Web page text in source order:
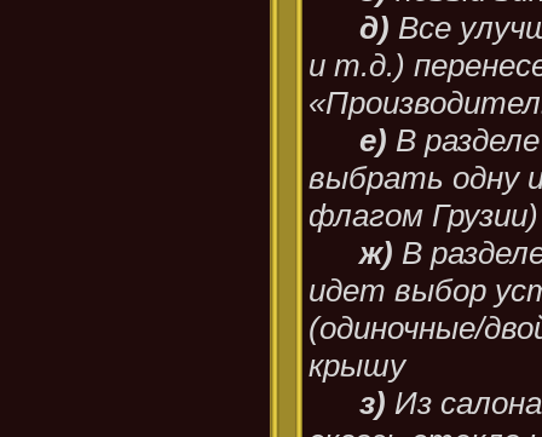
д) Все
и т.д.)
е) В
выбрать одну
флагом Грузии)
ж) В
идет выбор
(одиночные/
крышу
з) Из